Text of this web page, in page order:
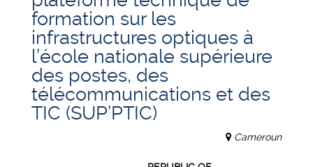
formation sur les
infrastructures optiques à
l’école nationale supérieure
des postes, des
télécommunications et des
TIC (SUP’PTIC)
Cameroun